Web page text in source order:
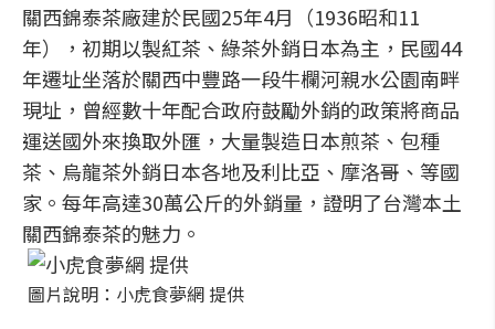
關西錦泰茶廠建於民國25年4月（1936昭和11
年），初期以製紅茶、綠茶外銷日本為主，民國44
年遷址坐落於關西中豐路一段牛欄河親水公園南畔
現址，曾經數十年配合政府鼓勵外銷的政策將商品
運送國外來換取外匯，大量製造日本煎茶、包種
茶、烏龍茶外銷日本各地及利比亞、摩洛哥、等國
家。每年高達30萬公斤的外銷量，證明了台灣本土
關西錦泰茶的魅力。
圖片說明：小虎食夢網 提供